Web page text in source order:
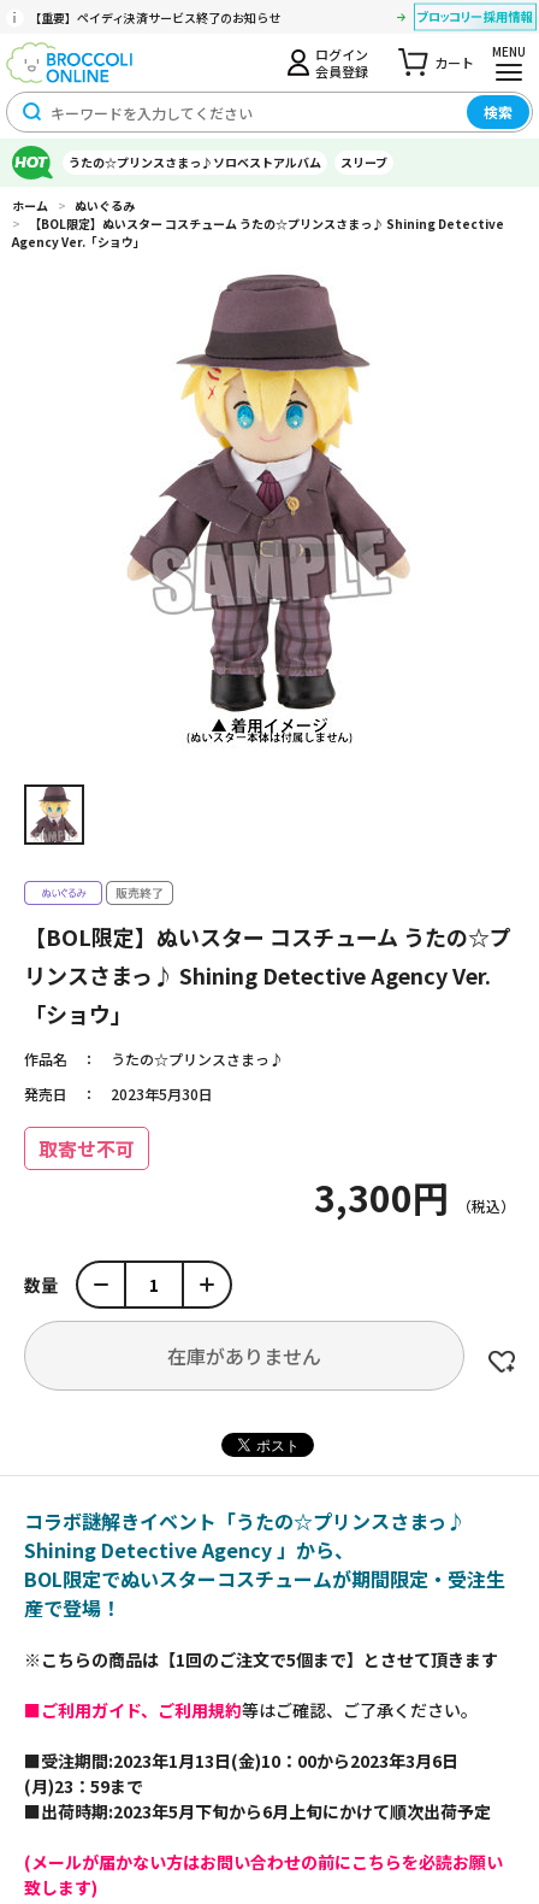
【重要】ペイディ決済サービス終了のお知らせ
ログイン
会員登録
カート
MENU
検索
うたの☆プリンスさまっ♪ソロベストアルバム スリーブ
ホーム > ぬいぐるみ
>
【BOL限定】ぬいスター コスチューム うたの☆プリンスさまっ♪ Shining Detective
Agency Ver.「ショウ」
【BOL限定】ぬいスター コスチューム うたの☆プ
リンスさまっ♪ Shining Detective Agency Ver.
「ショウ」
作品名
うたの☆プリンスさまっ♪
発売日
2023年5月30日
取寄せ不可
3,300円
数量
在庫がありません
コラボ謎解きイベント「うたの☆プリンスさまっ♪
Shining Detective Agency 」から、
BOL限定でぬいスターコスチュームが期間限定・受注生
産で登場！
※こちらの商品は【1回のご注文で5個まで】とさせて頂きます
■ご利用ガイド、ご利用規約等はご確認、ご了承ください。
■受注期間:2023年1月13日(金)10：00から2023年3月6日
(月)23：59まで
■出荷時期:2023年5月下旬から6月上旬にかけて順次出荷予定
(メールが届かない方はお問い合わせの前にこちらを必読お願い
致します)